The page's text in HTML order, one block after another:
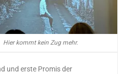
Hier kommt kein Zug mehr.
und erste Promis der